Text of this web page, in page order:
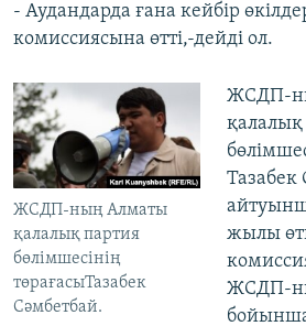
- Аудандарда ғана кейбір
комиссиясына өтті,-дейді ол.
ЖСДП-ның Алматы
қалалық партия
бөлімшесінің
төрағасыТазабек
Сәмбетбай.
ЖСДП-
қалалық
жылы
ЖСДП-